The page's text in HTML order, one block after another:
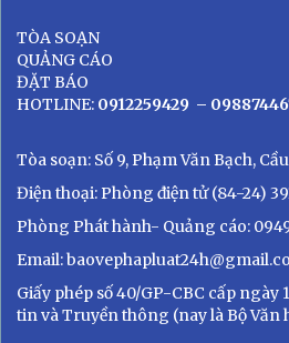
TÒA SOẠN
QUẢNG CÁO
ĐẶT BÁO
HOTLINE: 0912259429 –
Tòa soạn: Số 9, Phạm Văn Bạch,
Điện thoại: Phòng điện tử (84-24)
Phòng Phát hành- Quảng cáo:
Email:
Giấy phép số 40/GP-CBC cấp ngày
tin và Truyền thông (nay là Bộ Văn